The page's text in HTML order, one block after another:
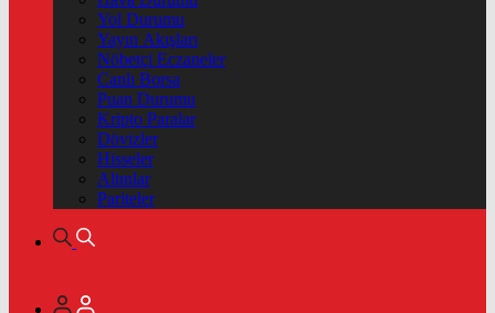
Yol Durumu
Yayın Akışları
Nöbetçi Eczaneler
Canlı Borsa
Puan Durumu
Kripto Paralar
Dövizler
Hisseler
Altınlar
Pariteler